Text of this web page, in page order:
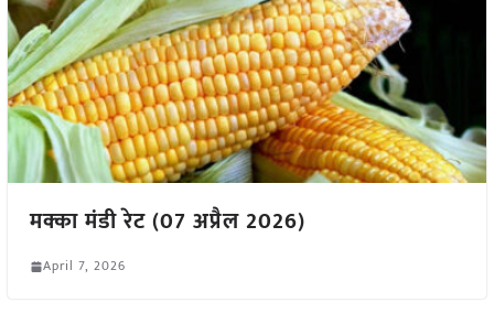
मक्का मंडी रेट (07 अप्रैल 2026)
April 7, 2026